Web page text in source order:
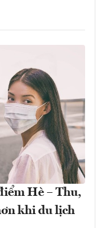
Hè – Thu,
khi du lịch